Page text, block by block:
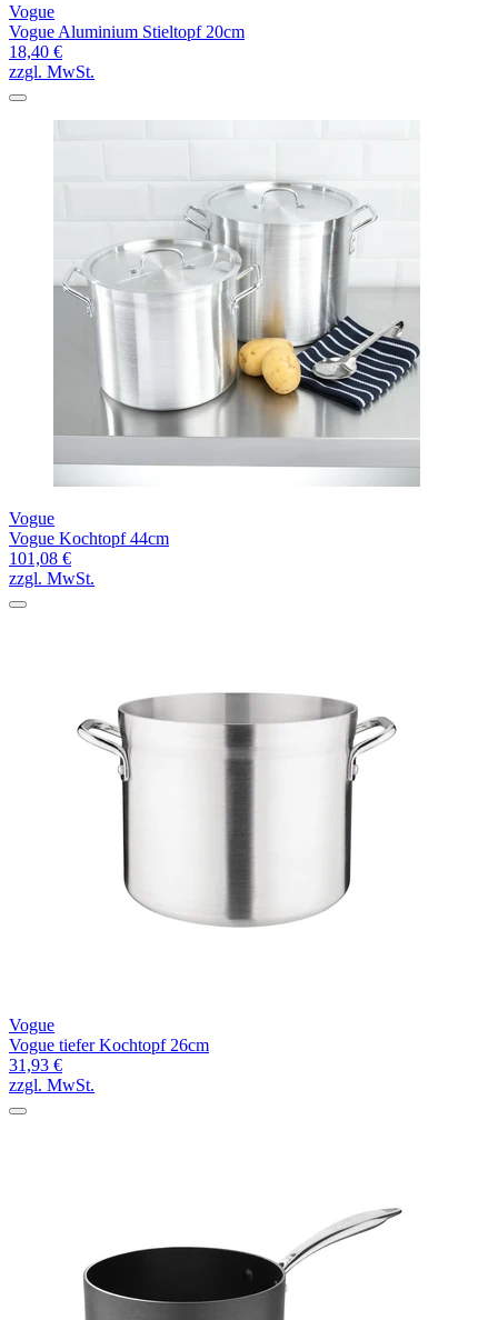
Vogue
Vogue Aluminium Stieltopf 20cm
18,40 €
zzgl. MwSt.
Vogue
Vogue Kochtopf 44cm
101,08 €
zzgl. MwSt.
Vogue
Vogue tiefer Kochtopf 26cm
31,93 €
zzgl. MwSt.